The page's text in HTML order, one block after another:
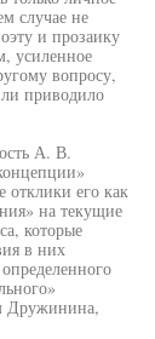
случае не
и прозаику
усиленное
вопросу,
приводило
А. В.
отклики его как
на текущие
которые
в них
Дружинина,